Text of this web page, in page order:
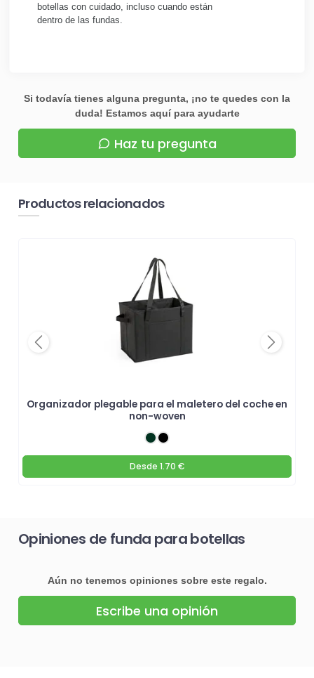
botellas con cuidado, incluso cuando están
dentro de las fundas.
Si todavía tienes alguna pregunta, ¡no te quedes con la
duda! Estamos aquí para ayudarte
Haz tu pregunta
Productos relacionados
Organizador plegable para el maletero del coche en
non-woven
Desde 1.70 €
Previous Next
Opiniones de funda para botellas
Aún no tenemos opiniones sobre este regalo.
Escribe una opinión